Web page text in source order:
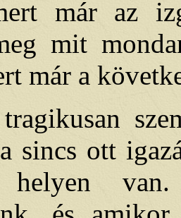
már az
mit
már a
sincs ott
helyen